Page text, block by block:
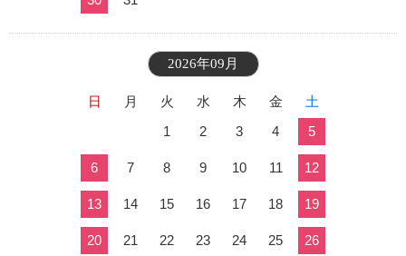
2026年09月
日 月 火 水 木 金
土
1
2 3 4 5
6 7 8 9 10 11 12
13 14 15 16 17 18 19
20 21 22 23 24 25 26